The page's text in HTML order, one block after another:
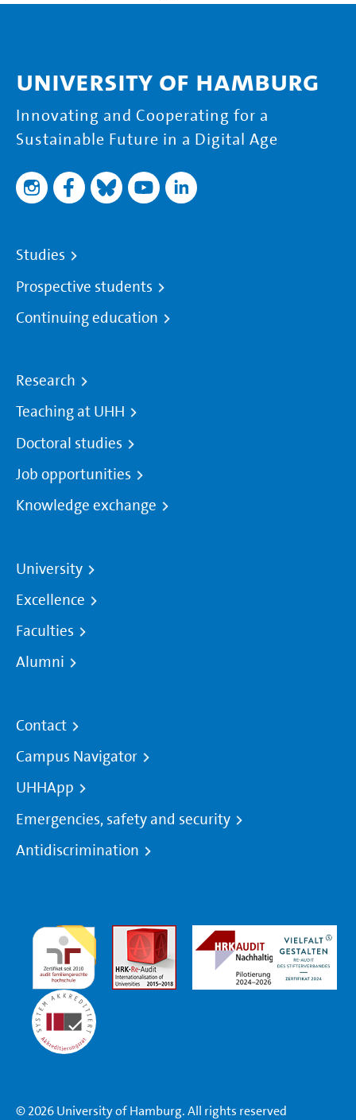
University of Hamburg
Innovating and Cooperating for a
Sustainable Future in a Digital Age
Studies
Prospective students
Continuing education
Research
Teaching at UHH
Doctoral studies
Job opportunities
Knowledge exchange
University
Excellence
Faculties
Alumni
Contact
Campus Navigator
UHHApp
Emergencies, safety and security
Antidiscrimination
© 2026 University of Hamburg. All rights reserved